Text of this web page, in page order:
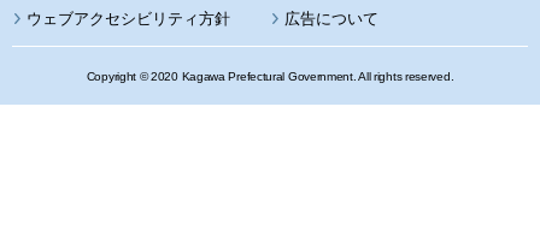
ウェブアクセシビリティ方針 広告について
Copyright © 2020 Kagawa Prefectural Government. All rights reserved.